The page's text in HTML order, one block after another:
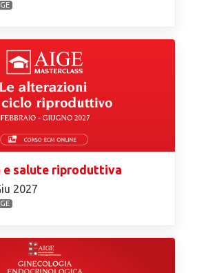
e salute riproduttiva
2027